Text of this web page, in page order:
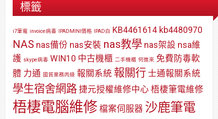
標籤
i7筆電 invoice病毒 IPADMINI價格 IPAD白 KB4461614 kb4480970
NAS nas備份 nas安裝 nas教學 nas架設 nsa維
護 skype病毒 WIN10 中古機櫃 二手機櫃 何進來 免費防毒軟
體 力通 國貿業務丙級 報關系統 報關行 士通報關系統
學生宿舍網路 捷元授權維修中心 梧棲筆電維修
梧棲電腦維修 檔案伺服器 沙鹿筆電